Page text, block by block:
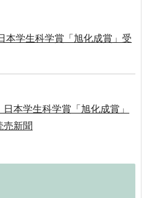
本学生科学賞「旭化成賞」受
本学生科学賞「旭化成賞」
新聞